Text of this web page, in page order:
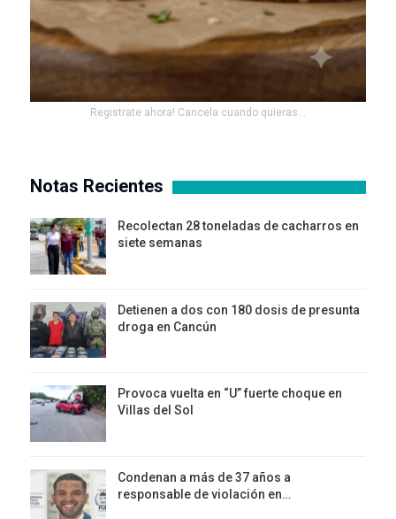
Registrate ahora! Cancela cuando quieras...
Notas Recientes
Recolectan 28 toneladas de cacharros en
siete semanas
Detienen a dos con 180 dosis de presunta
droga en Cancún
Provoca vuelta en “U” fuerte choque en
Villas del Sol
Condenan a más de 37 años a
responsable de violación en…